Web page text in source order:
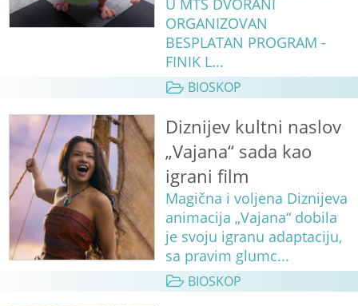
U MTS DVORANI
ORGANIZOVAN
BESPLATAN PROGRAM -
FINIK L...
BIOSKOP
Diznijev kultni naslov
„Vajana“ sada kao
igrani film
Magična i voljena Diznijeva
animacija „Vajana“ dobila
je svoju igranu adaptaciju,
sa pravim glumc...
BIOSKOP